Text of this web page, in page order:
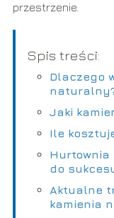
przestrzenie.
Spis treści:
Dlaczego
Jaki
Ile
Hurtownia
do
Aktualne
kamienia